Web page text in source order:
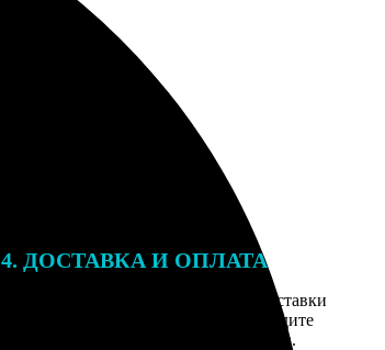
4. ДОСТАВКА И ОПЛАТА
Введите адрес и выберите способ доставки
заказа. Если у вас есть промокод, введите
его в специальное поле для промокода.